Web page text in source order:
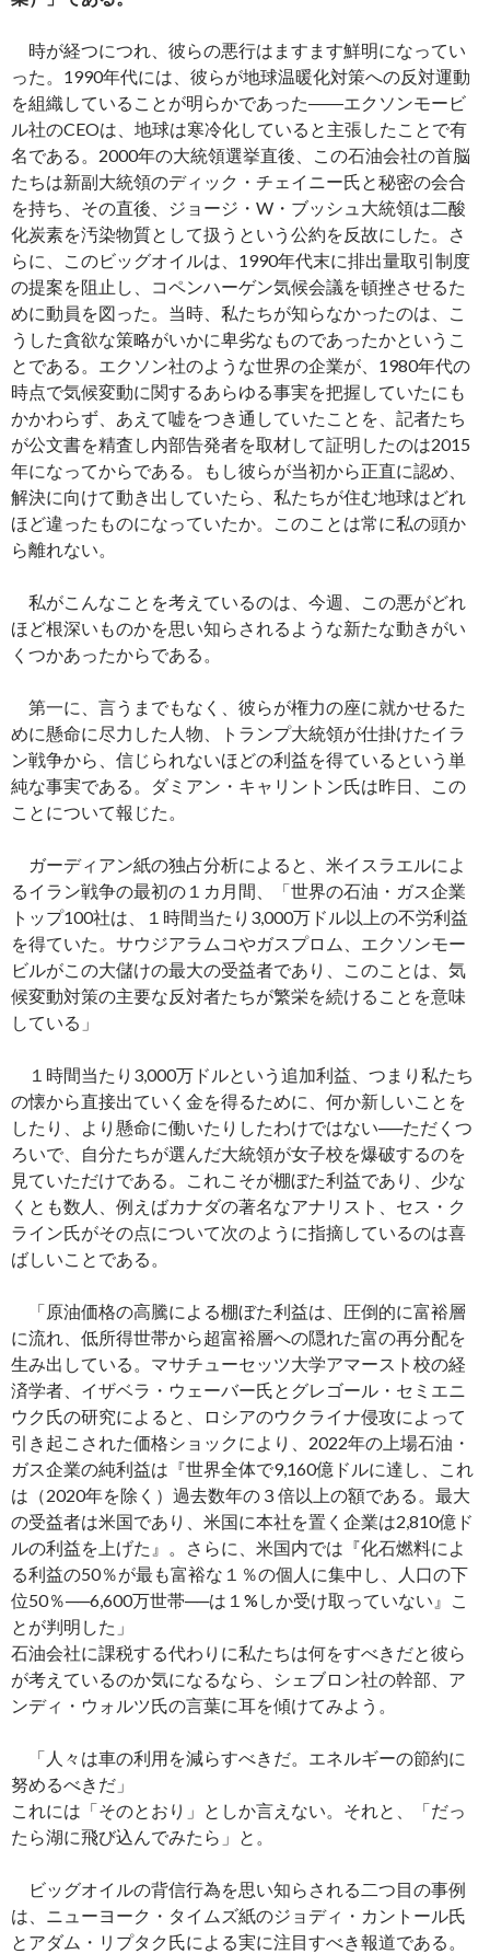
時が経つにつれ、彼らの悪行はますます鮮明になってい
った。1990年代には、彼らが地球温暖化対策への反対運動
を組織していることが明らかであった――エクソンモービ
ル社のCEOは、地球は寒冷化していると主張したことで有
名である。2000年の大統領選挙直後、この石油会社の首脳
たちは新副大統領のディック・チェイニー氏と秘密の会合
を持ち、その直後、ジョージ・W・ブッシュ大統領は二酸
化炭素を汚染物質として扱うという公約を反故にした。さ
らに、このビッグオイルは、1990年代末に排出量取引制度
の提案を阻止し、コペンハーゲン気候会議を頓挫させるた
めに動員を図った。当時、私たちが知らなかったのは、こ
うした貪欲な策略がいかに卑劣なものであったかというこ
とである。エクソン社のような世界の企業が、1980年代の
時点で気候変動に関するあらゆる事実を把握していたにも
かかわらず、あえて嘘をつき通していたことを、記者たち
が公文書を精査し内部告発者を取材して証明したのは2015
年になってからである。もし彼らが当初から正直に認め、
解決に向けて動き出していたら、私たちが住む地球はどれ
ほど違ったものになっていたか。このことは常に私の頭か
ら離れない。
私がこんなことを考えているのは、今週、この悪がどれ
ほど根深いものかを思い知らされるような新たな動きがい
くつかあったからである。
第一に、言うまでもなく、彼らが権力の座に就かせるた
めに懸命に尽力した人物、トランプ大統領が仕掛けたイラ
ン戦争から、信じられないほどの利益を得ているという単
純な事実である。ダミアン・キャリントン氏は昨日、この
ことについて報じた。
ガーディアン紙の独占分析によると、米イスラエルによ
るイラン戦争の最初の１カ月間、「世界の石油・ガス企業
トップ100社は、１時間当たり3,000万ドル以上の不労利益
を得ていた。サウジアラムコやガスプロム、エクソンモー
ビルがこの大儲けの最大の受益者であり、このことは、気
候変動対策の主要な反対者たちが繁栄を続けることを意味
している」
１時間当たり3,000万ドルという追加利益、つまり私たち
の懐から直接出ていく金を得るために、何か新しいことを
したり、より懸命に働いたりしたわけではない──ただくつ
ろいで、自分たちが選んだ大統領が女子校を爆破するのを
見ていただけである。これこそが棚ぼた利益であり、少な
くとも数人、例えばカナダの著名なアナリスト、セス・ク
ライン氏がその点について次のように指摘しているのは喜
ばしいことである。
「原油価格の高騰による棚ぼた利益は、圧倒的に富裕層
に流れ、低所得世帯から超富裕層への隠れた富の再分配を
生み出している。マサチューセッツ大学アマースト校の経
済学者、イザベラ・ウェーバー氏とグレゴール・セミエニ
ウク氏の研究によると、ロシアのウクライナ侵攻によって
引き起こされた価格ショックにより、2022年の上場石油・
ガス企業の純利益は『世界全体で9,160億ドルに達し、これ
は（2020年を除く）過去数年の３倍以上の額である。最大
の受益者は米国であり、米国に本社を置く企業は2,810億ド
ルの利益を上げた』。さらに、米国内では『化石燃料によ
る利益の50％が最も富裕な１％の個人に集中し、人口の下
位50％──6,600万世帯──は１%しか受け取っていない』こ
とが判明した」
石油会社に課税する代わりに私たちは何をすべきだと彼ら
が考えているのか気になるなら、シェブロン社の幹部、ア
ンディ・ウォルツ氏の言葉に耳を傾けてみよう。
「人々は車の利用を減らすべきだ。エネルギーの節約に
努めるべきだ」
これには「そのとおり」としか言えない。それと、「だっ
たら湖に飛び込んでみたら」と。
ビッグオイルの背信行為を思い知らされる二つ目の事例
は、ニューヨーク・タイムズ紙のジョディ・カントール氏
とアダム・リプタク氏による実に注目すべき報道である。